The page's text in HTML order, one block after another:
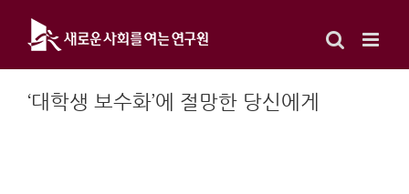
content
‘대학생 보수화’에 절망한 당신에게